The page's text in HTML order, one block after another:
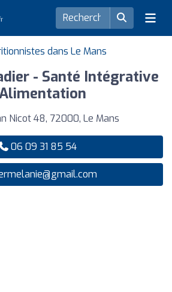
dans Le Mans
- Santé Intégrative
Nicot 48, 72000, Le Mans
06 09 31 85 54